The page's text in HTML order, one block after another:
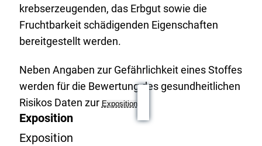
krebserzeugenden, das Erbgut sowie die
Fruchtbarkeit schädigenden Eigenschaften
bereitgestellt werden.
Neben Angaben zur Gefährlichkeit eines Stoffes
werden für die Bewertung des gesundheitlichen
Risikos Daten zur Exposition
Exposition
Exposition